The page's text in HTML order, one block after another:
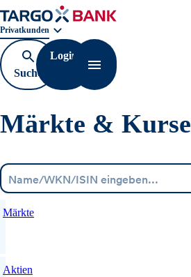
Geschäftsbereichnavigation. Aktuelle Auswahl:
Privatkunden
Suche
öffnen
Login
Navigation öffnen
Märkte & Kurse
Märkte
Aktien